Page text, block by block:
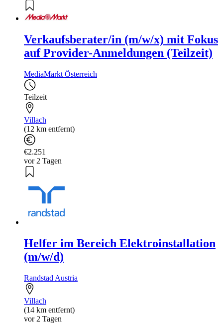
Verkaufsberater/in (m/w/x) mit Fokus
auf Provider-Anmeldungen (Teilzeit)
MediaMarkt Österreich
Teilzeit
Villach
(12 km entfernt)
€2.251
vor 2 Tagen
Helfer im Bereich Elektroinstallation
(m/w/d)
Randstad Austria
Villach
(14 km entfernt)
vor 2 Tagen